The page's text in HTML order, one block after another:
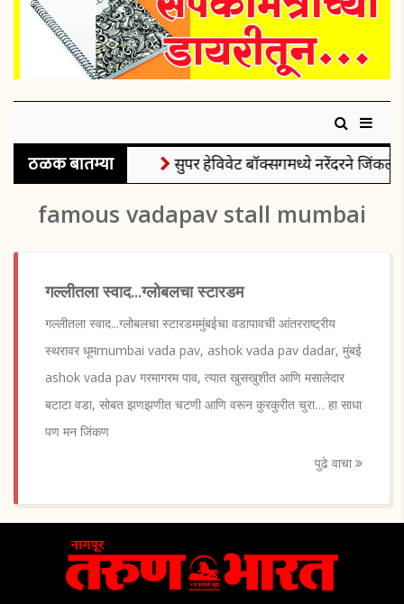
ठळक बातम्या सुपर हेविवेट बॉक्सिंगमध्ये नरेंदरने जिंकले
famous vadapav stall mumbai
गल्लीतला स्वाद...ग्लोबलचा स्टारडम
गल्लीतला स्वाद...ग्लोबलचा स्टारडममुंबईचा वडापावची आंतरराष्ट्रीय
स्थरावर धूमmumbai vada pav, ashok vada pav dadar, मुंबई
ashok vada pav गरमागरम पाव, त्यात खुसखुशीत आणि मसालेदार
बटाटा वडा, सोबत झणझणीत चटणी आणि वरून कुरकुरीत चुरा… हा साधा
पण मन जिंकण
पुढे वाचा